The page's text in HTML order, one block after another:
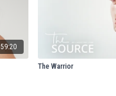
59:20
The Warrior